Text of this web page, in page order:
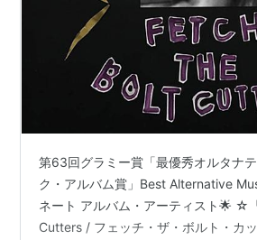
第63回グラミー賞「最優秀オルタナ
ク・アルバム賞」Best Alternative
ネート アルバム・アーティスト🌟 ☆
Cutters / フェッチ・ザ・ボルト・カ